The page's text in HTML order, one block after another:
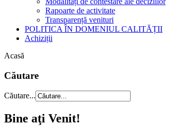
Rapoarte de activitate
Transparență venituri
POLITICA ÎN DOMENIUL CALITĂȚII
Achiziții
Acasă
Căutare
Căutare...
Bine aţi Venit!